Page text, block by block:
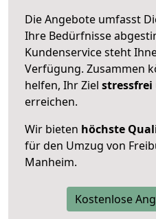
Die Angebote umfasst
Ihre Bedürfnisse
Kundenservice steht
Verfügung. Zusammen
helfen, Ihr Ziel
erreichen.
Wir bieten höchste
für den Umzug von
Manheim.
Kostenlose